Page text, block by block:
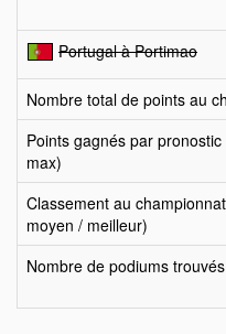
Portugal à Portimao
Nombre total de points au
Points gagnés par
max)
Classement au
moyen / meilleur)
Nombre de podiums